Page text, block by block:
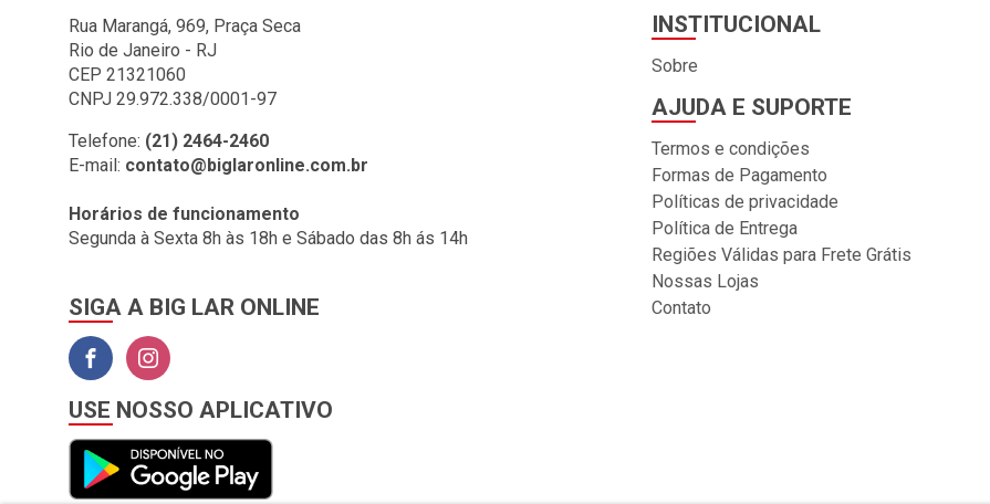
BIG LAR (1)
BOMBRIL (2)
BOTAFOGO (3)
BRASILIT (1)
BRONZEARTE (4)
CERAL (35)
CLINCK COMERCIO DE
COLGATE (1)
COMEP (1)
CORTAG (1)
COZIMAX (63)
Rua Marangá, 969, Praça Seca
Rio de Janeiro - RJ
CEP 21321060
CNPJ 29.972.338/0001-97
Telefone: (21) 2464-2460
E-mail: contato@biglaronline.com.br
Horários de funcionamento
Segunda à Sexta 8h às 18h e Sábado das 8h ás 14h
SIGA A BIG LAR ONLINE
INSTITUCIONAL
Sobre
AJUDA E SUPORTE
Termos e condições
Formas de Pagamento
Políticas de privacidade
Política de Entrega
Regiões Válidas para Frete Grátis
Nossas Lojas
Contato
USE NOSSO APLICATIVO